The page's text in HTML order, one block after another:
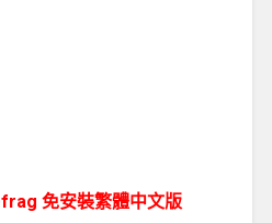
免安裝繁體中文版